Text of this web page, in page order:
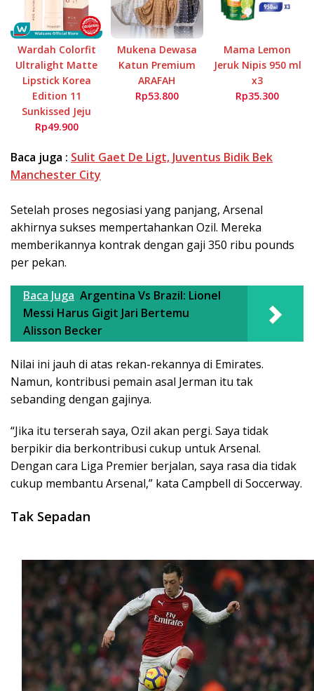
Wardah Colorfit
Ultralight Matte
Lipstick Korea
Edition 11
Sunkissed Jeju
Rp49.900
Mukena Dewasa
Katun Premium
ARAFAH
Rp53.800
Mama Lemon
Jeruk Nipis 950 ml
x3
Rp35.300
Baca juga : Sulit Gaet De Ligt, Juventus Bidik Bek
Manchester City
Setelah proses negosiasi yang panjang, Arsenal
akhirnya sukses mempertahankan Ozil. Mereka
memberikannya kontrak dengan gaji 350 ribu pounds
per pekan.
Baca Juga Argentina Vs Brazil: Lionel
Messi Harus Gigit Jari Bertemu
Alisson Becker
Nilai ini jauh di atas rekan-rekannya di Emirates.
Namun, kontribusi pemain asal Jerman itu tak
sebanding dengan gajinya.
“Jika itu terserah saya, Ozil akan pergi. Saya tidak
berpikir dia berkontribusi cukup untuk Arsenal.
Dengan cara Liga Premier berjalan, saya rasa dia tidak
cukup membantu Arsenal,” kata Campbell di Soccerway.
Tak Sepadan